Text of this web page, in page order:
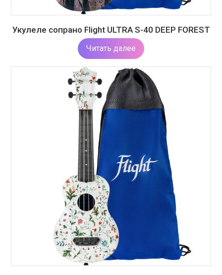
Укулеле сопрано Flight ULTRA S-40 DEEP FOREST
Читать далее